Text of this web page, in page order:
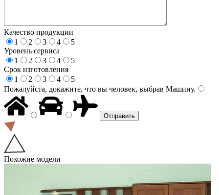
Качество продукции
1
2 3 4
5
Уровень сервиса
1
2 3 4
5
Срок изготовления
1
2 3 4
5
Пожалуйста, докажите, что вы человек, выбрав Машину.
Похожие модели